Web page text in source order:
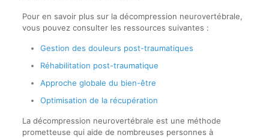
Pour en savoir plus sur la décompression neurovertébrale,
vous pouvez consulter les ressources suivantes :
Gestion des douleurs post-traumatiques
Réhabilitation post-traumatique
Approche globale du bien-être
Optimisation de la récupération
La décompression neurovertébrale est une méthode
prometteuse qui aide de nombreuses personnes à